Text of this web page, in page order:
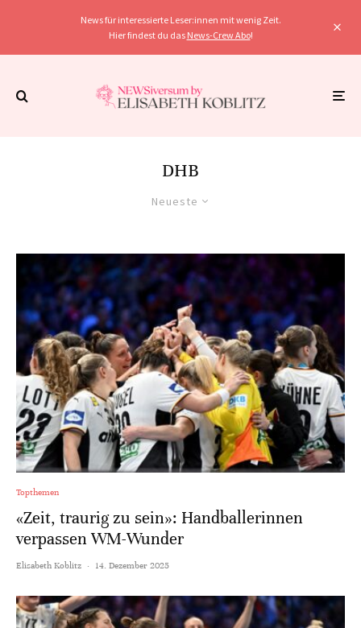
News für interessierte Leser:innen mit wenig Zeit.
Hier findest du das News-Crew Abo!
DHB
Neueste
Topthemen
«Zeit, traurig zu sein»: Handballerinnen
verpassen WM-Wunder
Elisabeth Koblitz · 14. Dezember 2025